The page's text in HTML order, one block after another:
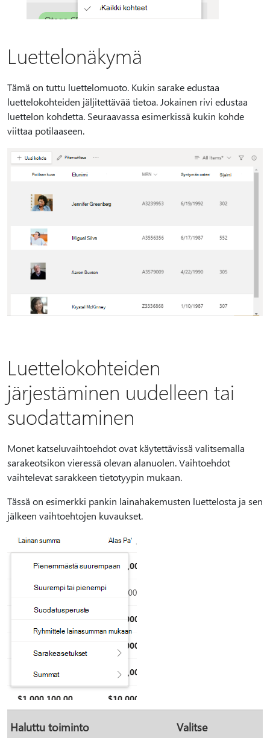
Luettelonäkymä
Tämä on tuttu luettelomuoto. Kukin sarake edustaa
luettelokohteiden jäljitettävää tietoa. Jokainen rivi edustaa
luettelon kohdetta. Seuraavassa esimerkissä kukin kohde
viittaa potilaaseen.
Luettelokohteiden
järjestäminen uudelleen tai
suodattaminen
Monet katseluvaihtoehdot ovat käytettävissä valitsemalla
sarakeotsikon vieressä olevan alanuolen. Vaihtoehdot
vaihtelevat sarakkeen tietotyypin mukaan.
Tässä on esimerkki pankin lainahakemusten luettelosta ja sen
jälkeen vaihtoehtojen kuvaukset.
Haluttu toiminto Valitse